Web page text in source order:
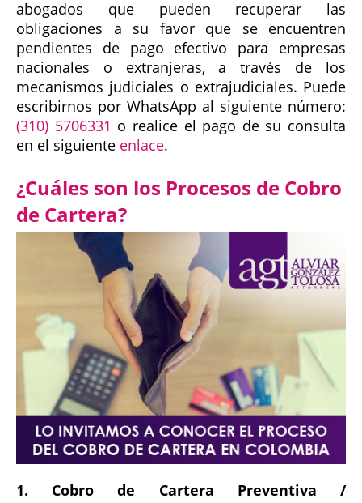
abogados que pueden recuperar las
obligaciones a su favor que se encuentren
pendientes de pago efectivo para empresas
nacionales o extranjeras, a través de los
mecanismos judiciales o extrajudiciales. Puede
escribirnos por WhatsApp al siguiente número:
(310) 5706331 o realice el pago de su consulta
en el siguiente enlace.
¿Cuáles son los Procesos de Cobro
de Cartera?
1. Cobro de Cartera Preventiva /